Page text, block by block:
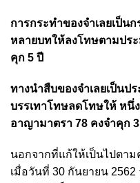
การกระทำของจำเลยเป็น
หลายบทให้ลงโทษตามปร
คุก 5 ปี
ทางนำสืบของจำเลยเป็นป
บรรเทาโทษลดโทษให้ หนึ่
อาญามาตรา 78 คงจำคุก 3
นอกจากที่แก้ให้เป็นไปตา
เมื่อวันที่ 30 กันยายน